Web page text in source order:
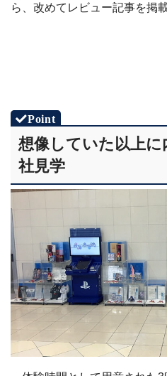
ら、改めてレビュー記事を掲
想像していた以上
社見学